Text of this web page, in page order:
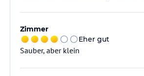
Zimmer
Eher gut
Sauber, aber klein